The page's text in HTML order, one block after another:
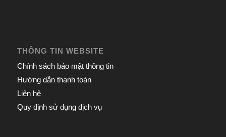
THÔNG TIN WEBSITE
Chính sách bảo mật thông tin
Hướng dẫn thanh toán
Liên hệ
Quy định sử dụng dịch vụ